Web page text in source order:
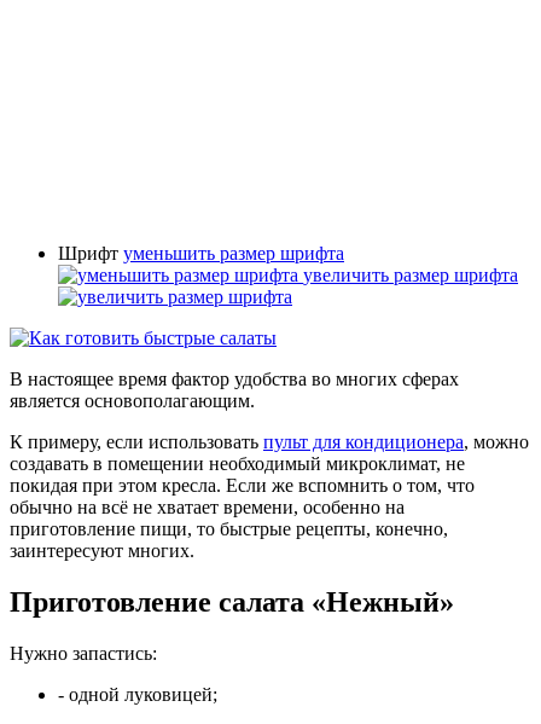
Шрифт уменьшить размер шрифта
увеличить размер шрифта
В настоящее время фактор удобства во многих сферах
является основополагающим.
К примеру, если использовать пульт для кондиционера, можно
создавать в помещении необходимый микроклимат, не
покидая при этом кресла. Если же вспомнить о том, что
обычно на всё не хватает времени, особенно на
приготовление пищи, то быстрые рецепты, конечно,
заинтересуют многих.
Приготовление салата «Нежный»
Нужно запастись:
- одной луковицей;